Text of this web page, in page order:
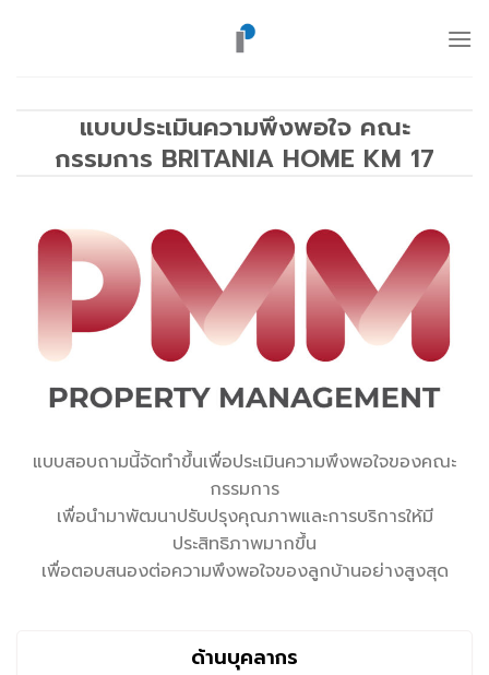
แบบประเมินความพึงพอใจ คณะ
กรรมการ BRITANIA HOME KM 17
แบบสอบถามนี้จัดทำขึ้นเพื่อประเมินความพึงพอใจของคณะ
กรรมการ
เพื่อนำมาพัฒนาปรับปรุงคุณภาพและการบริการให้มี
ประสิทธิภาพมากขึ้น
เพื่อตอบสนองต่อความพึงพอใจของลูกบ้านอย่างสูงสุด
ด้านบุคลากร